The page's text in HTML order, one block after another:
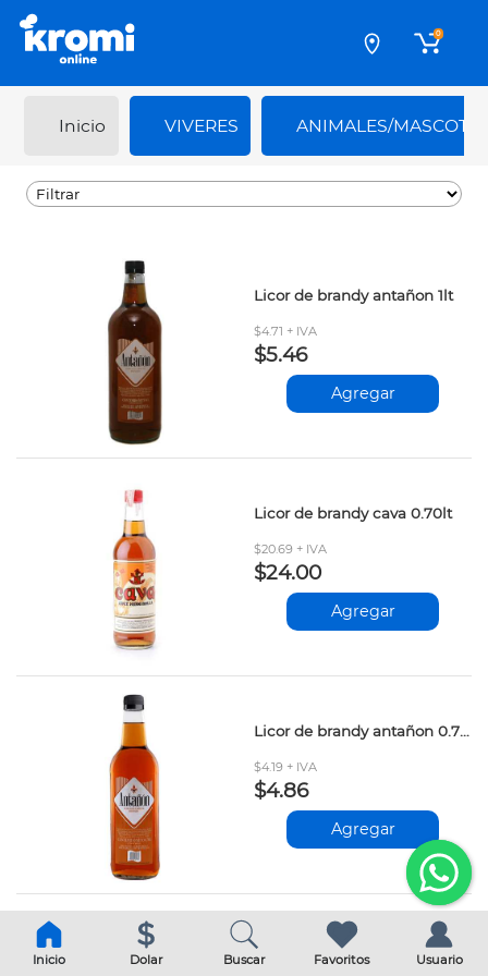
0
Inicio VIVERES ANIMALES/
Licor de brandy antañon 1lt
$4.71 + IVA
$5.46
Agregar
Licor de brandy cava 0.70lt
$20.69 + IVA
$24.00
Agregar
Licor de brandy antañon 0.70 lt
$4.19 + IVA
$4.86
Agregar
Inicio Dolar Buscar Favoritos Usuario